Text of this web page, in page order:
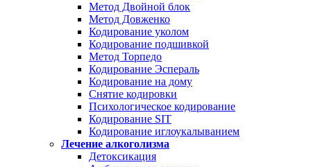
Метод Двойной блок
Метод Довженко
Кодирование уколом
Кодирование подшивкой
Метод Торпедо
Кодирование Эспераль
Кодирование на дому
Снятие кодировки
Психологическое кодирование
Кодирование SIT
Кодирование иглоукалыванием
Лечение алкоголизма
Детоксикация